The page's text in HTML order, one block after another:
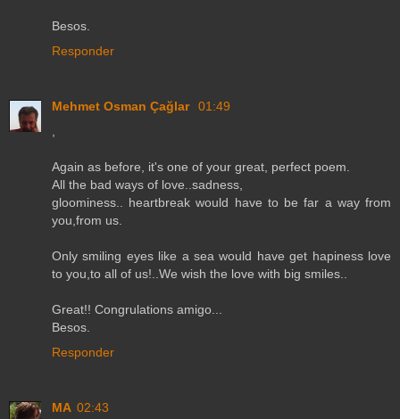
Besos.
Responder
Mehmet Osman Çağlar 01:49
,
Again as before, it's one of your great, perfect poem.
All the bad ways of love..sadness,
gloominess.. heartbreak would have to be far a way from
you,from us.
Only smiling eyes like a sea would have get hapiness love
to you,to all of us!..We wish the love with big smiles..
Great!! Congrulations amigo...
Besos.
Responder
MA 02:43